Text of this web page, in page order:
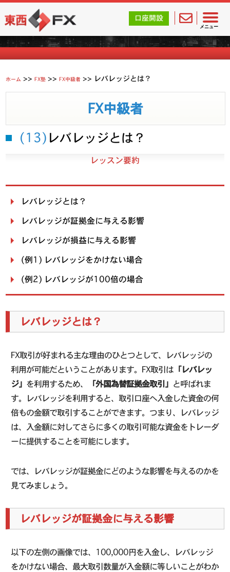
メニュー
東西FX｜海外FX会社（ブローカー）の無料口座開設サポ
口座開設
FXを学ぶ
ホーム >>FX塾 >>FX中級者 >> レバレッジとは？
FX中級者
(13) レバレッジとは？
レッスン要約
レバレッジとは？
レバレッジが証拠金に与える影響
レバレッジが損益に与える影響
(例1) レバレッジをかけない場合
(例2) レバレッジが100倍の場合
レバレッジとは？
FX取引が好まれる主な理由のひとつとして、レバレッジの
利用が可能だということがあります。FX取引は 「レバレッ
ジ」 を利用するため、 「外国為替証拠金取引」 と呼ばれま
す。レバレッジを利用すると、取引口座へ入金した資金の何
倍もの金額で取引することができます。つまり、レバレッジ
は、入金額に対してさらに多くの取引可能な資金をトレーダ
ーに提供することを可能にします。
では、レバレッジが証拠金にどのような影響を与えるのかを
見てみましょう。
レバレッジが証拠金に与える影響
以下の左側の画像では、100,000円を入金し、レバレッジ
をかけない場合、最大取引数量が入金額に等しいことがわか